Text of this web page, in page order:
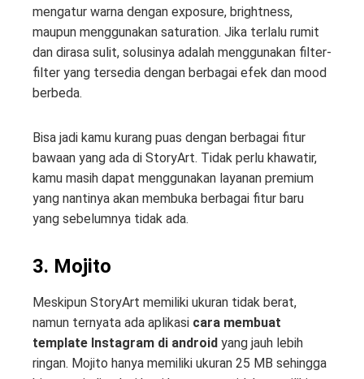
mengatur warna dengan exposure, brightness,
maupun menggunakan saturation. Jika terlalu rumit
dan dirasa sulit, solusinya adalah menggunakan filter-
filter yang tersedia dengan berbagai efek dan mood
berbeda.
Bisa jadi kamu kurang puas dengan berbagai fitur
bawaan yang ada di StoryArt. Tidak perlu khawatir,
kamu masih dapat menggunakan layanan premium
yang nantinya akan membuka berbagai fitur baru
yang sebelumnya tidak ada.
3. Mojito
Meskipun StoryArt memiliki ukuran tidak berat,
namun ternyata ada aplikasi cara membuat
template Instagram di android yang jauh lebih
ringan. Mojito hanya memiliki ukuran 25 MB sehingga